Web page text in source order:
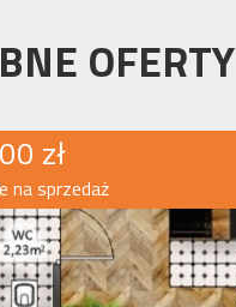
OFERTY
zł
na sprzedaż